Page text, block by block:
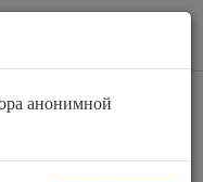
анонимной